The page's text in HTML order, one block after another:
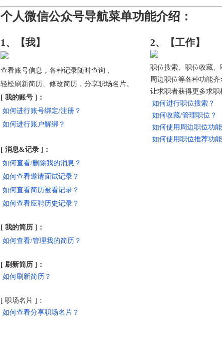
个人微信公众号导航菜单功能介绍：
1、【我】 2、【工作】
查看账号信息，各种记录随时查询，
轻松刷新简历、修改简历，分享职场名片。
[ 我的账号 ] ：
如何进行账号绑定/注册？
如何进行账户解绑？
[ 消息&记录 ] ：
如何查看/删除我的消息？
如何查看邀请面试记录？
如何查看简历被看记录？
如何查看应聘历史记录？
[ 我的简历 ]：
如何查看/管理我的简历？
[ 刷新简历 ]：
如何刷新简历？
[ 职场名片 ]：
如何查看分享职场名片？
职位搜索、职位收藏、
周边职位等各种功能齐
让求职者获得更多求职
如何进行职位搜索？
如何收藏/管理职位？
如何使用周边职位功能
如何使用职位推荐功能